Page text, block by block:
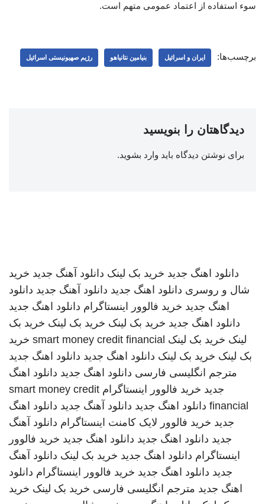
سوء استفاده از اعتماد عمومی متهم است.
برچسب‌ها: ایران و اسرائیل بنیامین نتانیاهو رژیم صهیونیستی اسرائیل
دیدگاهتان را بنویسید
برای نوشتن دیدگاه باید وارد بشوید.
دانلود اهنگ جدید خرید بک لینک دانلود آهنگ جدید خرید
شال و روسری دانلود اهنگ جدید دانلود آهنگ جدید دانلود
اهنگ جدید خرید فالوور اینستاگرام دانلود اهنگ جدید
دانلود اهنگ جدید خرید بک لینک خرید بک لینک خرید بک
لینک خرید بک لینک smart money credit financial خرید
بک لینک خرید بک لینک دانلود اهنگ جدید دانلود اهنگ جدید
مترجم انگلیسی فارسی دانلود اهنگ جدید دانلود اهنگ
جدید خرید فالوور اینستاگرام smart money credit
financial دانلود اهنگ جدید دانلود آهنگ جدید دانلود اهنگ
جدید خرید فالوور لایک کامنت اینستاگرام دانلود آهنگ
جدید دانلود اهنگ جدید دانلود اهنگ جدید خرید فالوور
اینستاگرام دانلود اهنگ جدید خرید بک لینک دانلود آهنگ
جدید دانلود اهنگ جدید خرید فالوور اینستاگرام دانلود
اهنگ جدید مترجم انگلیسی فارسی خرید بک لینک خرید